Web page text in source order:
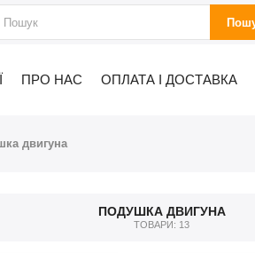
ПРО НАС ОПЛАТА І ДОСТАВКА
двигуна
ПОДУШКА ДВИГУНА
ТОВАРИ: 13